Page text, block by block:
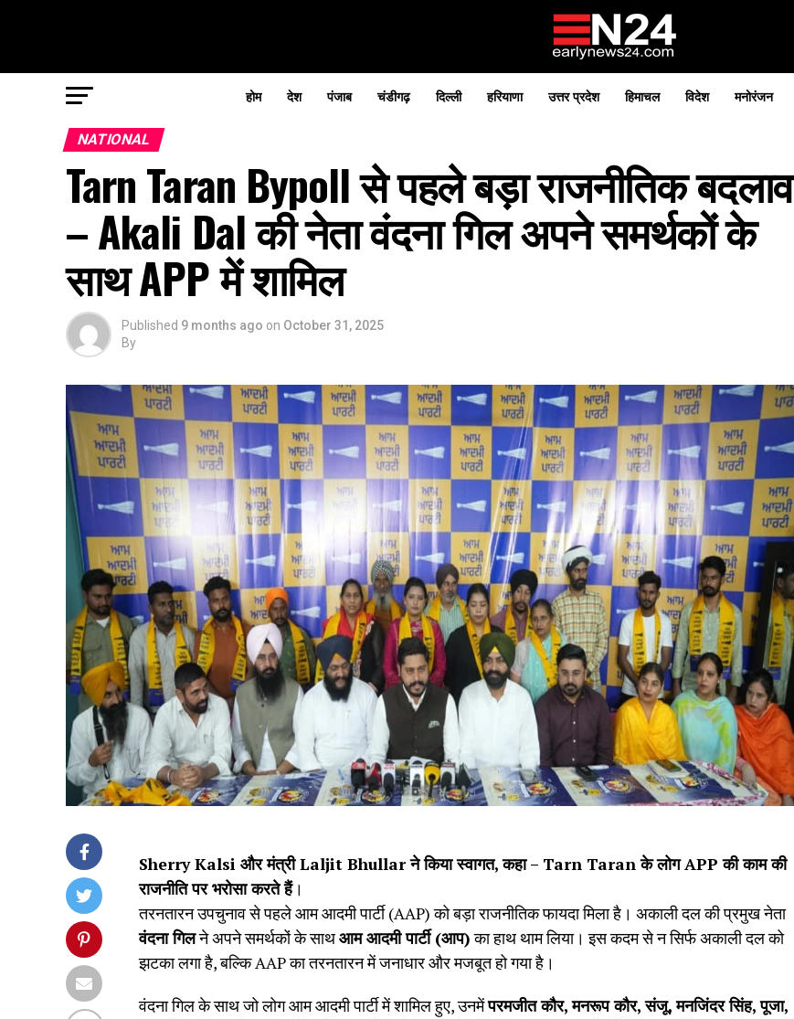
होम देश पंजाब चंडीगढ़ दिल्ली हरियाणा उत्तर प्रदेश हिमाचल विदेश मनोरंजन
NATIONAL
Tarn Taran Bypoll से पहले बड़ा राजनीतिक बदलाव
– Akali Dal की नेता वंदना गिल अपने समर्थकों के
साथ APP में शामिल
Published 9 months ago on October 31, 2025
By
Sherry Kalsi और मंत्री Laljit Bhullar ने किया स्वागत, कहा – Tarn Taran के लोग APP की काम की
राजनीति पर भरोसा करते हैं।
तरनतारन उपचुनाव से पहले आम आदमी पार्टी (AAP) को बड़ा राजनीतिक फायदा मिला है। अकाली दल की प्रमुख नेता
वंदना गिलने अपने समर्थकों के साथआम आदमी पार्टी (आप)का हाथ थाम लिया। इस कदम से न सिर्फ अकाली दल को
झटका लगा है, बल्कि AAP का तरनतारन में जनाधार और मजबूत हो गया है।
वंदना गिल के साथ जो लोग आम आदमी पार्टी में शामिल हुए, उनमेंपरमजीत कौर,मनरूप कौर,संजू,मनजिंदर सिंह,पूजा,